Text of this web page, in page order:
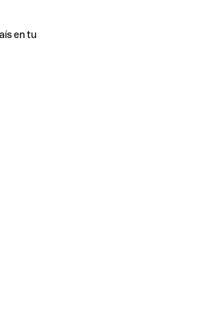
en tu